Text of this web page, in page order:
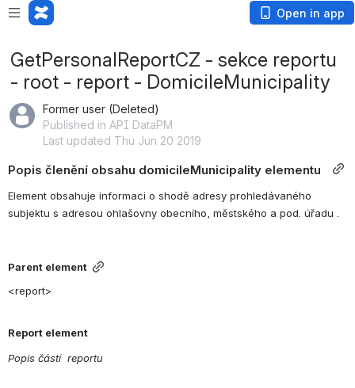
Open in app
GetPersonalReportCZ - sekce reportu
- root - report - DomicileMunicipality
Former user (Deleted)
Published in API DataPM
Last updated Thu Jun 20 2019
Popis členění obsahu domicileMunicipality elementu
Element obsahuje informaci o shodě adresy prohledávaného
subjektu s adresou ohlašovny obecního, městského a pod. úřadu .
Parent element
<report>
Report element
Popis částí  reportu